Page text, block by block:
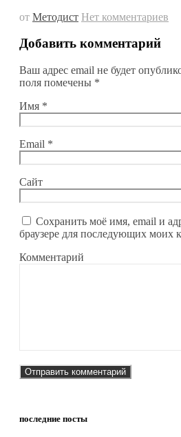
от Методист Нет комментариев
Добавить комментарий
Ваш адрес email не будет
поля помечены *
Имя *
Email *
Сайт
Сохранить моё имя, email и
браузере для последующих моих
Комментарий
последние посты